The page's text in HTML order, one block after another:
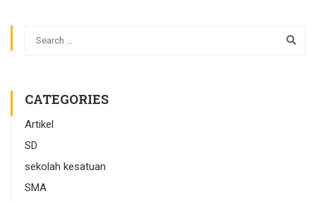
CATEGORIES
Artikel
SD
sekolah kesatuan
SMA